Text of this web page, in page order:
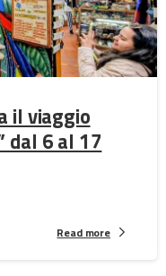
il viaggio
dal 6 al 17
Read more